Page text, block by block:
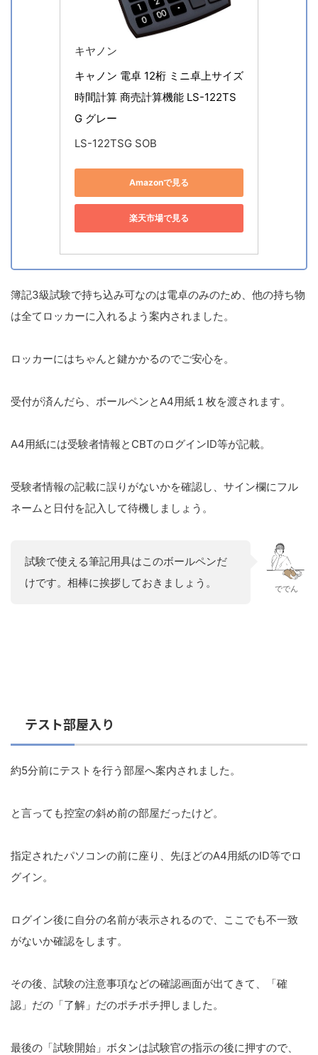
キヤノン
キャノン 電卓 12桁 ミニ卓上サイズ
時間計算 商売計算機能 LS-122TS
G グレー
LS-122TSG SOB
Amazonで見る
楽天市場で見る
簿記3級試験で持ち込み可なのは電卓のみのため、他の持ち物
は全てロッカーに入れるよう案内されました。
ロッカーにはちゃんと鍵かかるのでご安心を。
受付が済んだら、ボールペンとA4用紙１枚を渡されます。
A4用紙には受験者情報とCBTのログインID等が記載。
受験者情報の記載に誤りがないかを確認し、サイン欄にフル
ネームと日付を記入して待機しましょう。
試験で使える筆記用具はこのボールペンだ
けです。相棒に挨拶しておきましょう。
ででん
テスト部屋入り
約5分前にテストを行う部屋へ案内されました。
と言っても控室の斜め前の部屋だったけど。
指定されたパソコンの前に座り、先ほどのA4用紙のID等でロ
グイン。
ログイン後に自分の名前が表示されるので、ここでも不一致
がないか確認をします。
その後、試験の注意事項などの確認画面が出てきて、「確
認」だの「了解」だのポチポチ押しました。
最後の「試験開始」ボタンは試験官の指示の後に押すので、